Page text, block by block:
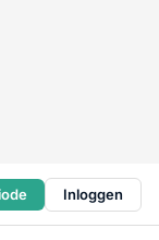
Inloggen